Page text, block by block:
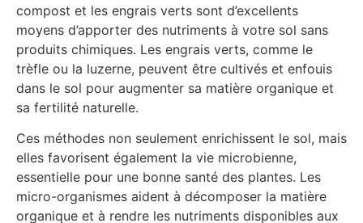
compost et les engrais verts sont d’excellents
moyens d’apporter des nutriments à votre sol sans
produits chimiques. Les engrais verts, comme le
trèfle ou la luzerne, peuvent être cultivés et enfouis
dans le sol pour augmenter sa matière organique et
sa fertilité naturelle.
Ces méthodes non seulement enrichissent le sol, mais
elles favorisent également la vie microbienne,
essentielle pour une bonne santé des plantes. Les
micro-organismes aident à décomposer la matière
organique et à rendre les nutriments disponibles aux